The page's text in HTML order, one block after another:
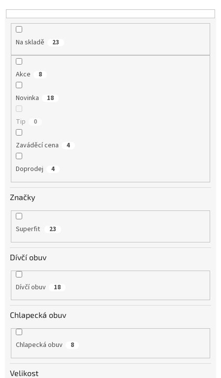
k
t
Na skladě 23
Akce 8
Novinka 18
Tip 0
Zaváděcí cena 4
Doprodej 4
Značky
Superfit 23
Dívčí obuv
Dívčí obuv 18
Chlapecká obuv
Chlapecká obuv 8
Velikost